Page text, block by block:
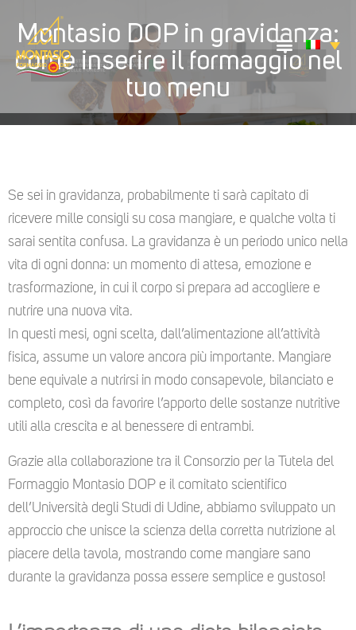
Montasio DOP in gravidanza:
come inserire il formaggio nel
tuo menu
Se sei in gravidanza, probabilmente ti sarà capitato di
ricevere mille consigli su cosa mangiare, e qualche volta ti
sarai sentita confusa. La gravidanza è un periodo unico nella
vita di ogni donna: un momento di attesa, emozione e
trasformazione, in cui il corpo si prepara ad accogliere e
nutrire una nuova vita.
In questi mesi, ogni scelta, dall’alimentazione all’attività
fisica, assume un valore ancora più importante. Mangiare
bene equivale a nutrirsi in modo consapevole, bilanciato e
completo, così da favorire l’apporto delle sostanze nutritive
utili alla crescita e al benessere di entrambi.
Grazie alla collaborazione tra il Consorzio per la Tutela del
Formaggio Montasio DOP e il comitato scientifico
dell’Università degli Studi di Udine, abbiamo sviluppato un
approccio che unisce la scienza della corretta nutrizione al
piacere della tavola, mostrando come mangiare sano
durante la gravidanza possa essere semplice e gustoso!